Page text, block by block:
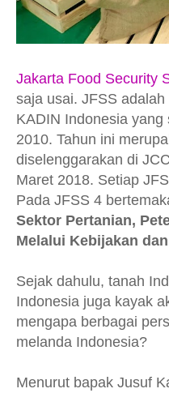
Jakarta Food Security
saja usai. JFSS
KADIN Indonesia
2010. Tahun ini
diselenggarakan di
Maret 2018. Setiap
Pada JFSS 4
Sektor Pertanian,
Melalui Kebijakan
Sejak dahulu, tanah
Indonesia juga kayak
mengapa berbagai
melanda Indonesia?
Menurut bapak Jusuf